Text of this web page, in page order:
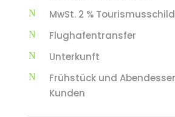
MwSt. 2 % Tourismusschild
Flughafentransfer
Unterkunft
Frühstück und
Kunden